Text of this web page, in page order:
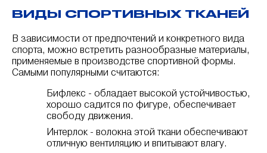
ВИДЫ СПОРТИВНЫХ ТКАНЕЙ
В зависимости от предпочтений и конкретного вида
спорта, можно встретить разнообразные материалы,
применяемые в производстве спортивной формы.
Самыми популярными считаются:
Бифлекс - обладает высокой устойчивостью,
хорошо садится по фигуре, обеспечивает
свободу движения.
Интерлок - волокна этой ткани обеспечивают
отличную вентиляцию и впитывают влагу.